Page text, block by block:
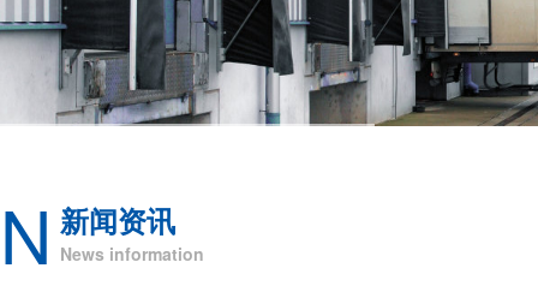
新闻资讯
News information
N